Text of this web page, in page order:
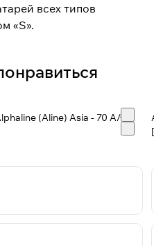
всех типов
«S».
(Aline) Asia - 70 А/ч